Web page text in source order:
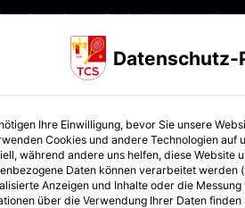
Büro: Di und Do 9-12 Uhr
Sport im TCS
Datenschutz-
Ihre Einwilligung, bevor Sie unsere
Cookies und andere Technologien auf
während andere uns helfen, diese Website
Daten können verarbeitet werden
Anzeigen und Inhalte oder die
über die Verwendung Ihrer Daten finden